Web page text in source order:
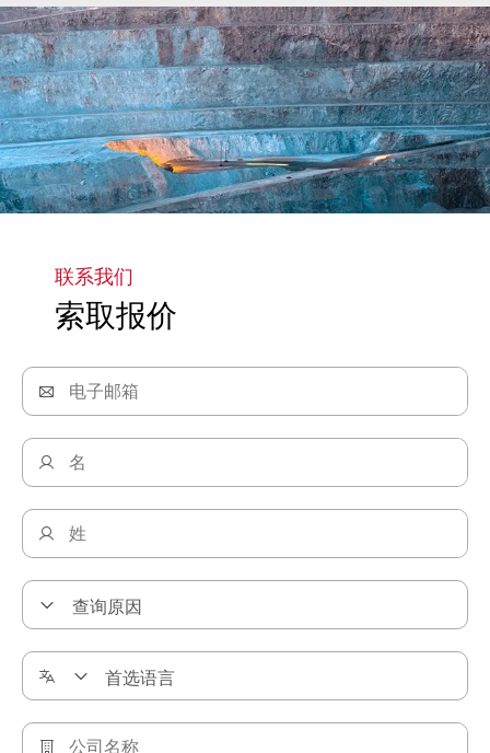
马上了解
联系我们
索取报价